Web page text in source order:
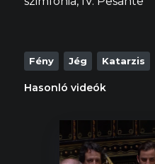
Fény Jég Katarzis
Hasonló videók